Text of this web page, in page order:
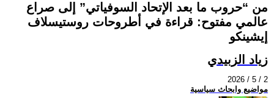
من “حروب ما بعد الإتحاد السوفياتي” إلى صراع
عالمي مفتوح: قراءة في أطروحات روستيسلاف
إيشينكو
زياد الزبيدي
2026 / 5 / 2
مواضيع وابحاث سياسية